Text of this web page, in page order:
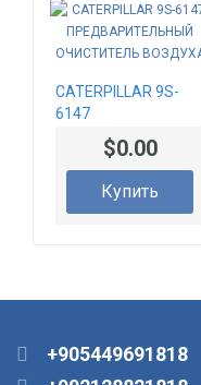
CATERPILLAR 9S-
6147
ПРЕДВАРИТЕЛЬНЫЙ
ОЧИСТИТЕЛЬ
$0.00
Купить
+905449691818